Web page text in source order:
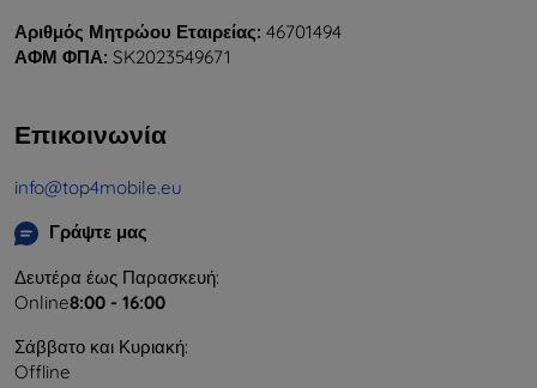
Αριθμός Μητρώου Εταιρείας: 46701494
ΑΦΜ ΦΠΑ: SK2023549671
Επικοινωνία
info@top4mobile.eu
Γράψτε μας
Δευτέρα έως Παρασκευή:
Online8:00 - 16:00
Σάββατο και Κυριακή:
Offline